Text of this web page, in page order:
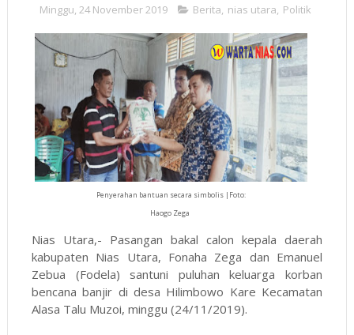
Minggu, 24 November 2019 Berita, nias utara, Politik
Penyerahan bantuan secara simbolis |Foto:
Haogo Zega
Nias Utara,- Pasangan bakal calon kepala daerah
kabupaten Nias Utara, Fonaha Zega dan Emanuel
Zebua (Fodela) santuni puluhan keluarga korban
bencana banjir di desa Hilimbowo Kare Kecamatan
Alasa Talu Muzoi, minggu (24/11/2019).